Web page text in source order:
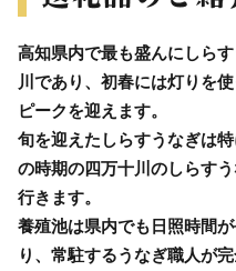
高知県内で最も盛んにしら
川であり、初春には灯りを
ピークを迎えます。
旬を迎えたしらすうなぎは
の時期の四万十川のしらす
行きます。
養殖池は県内でも日照時間
り、常駐するうなぎ職人が